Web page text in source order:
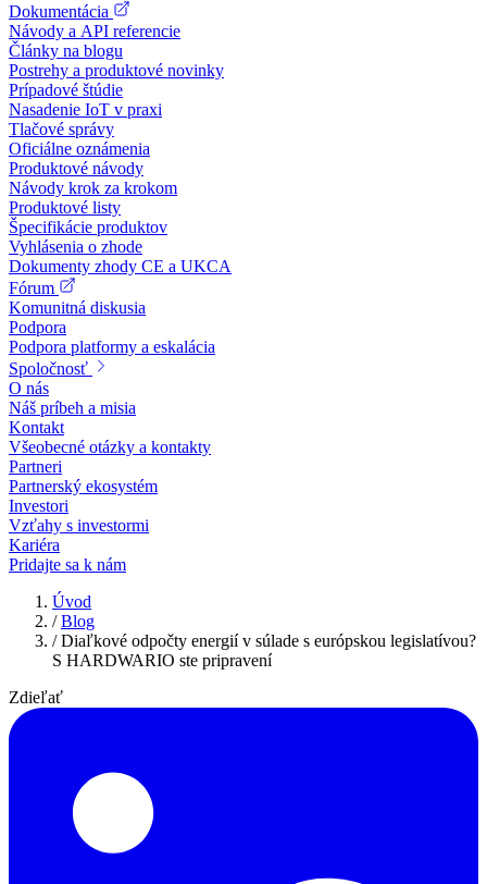
Dokumentácia
Návody a API referencie
Články na blogu
Postrehy a produktové novinky
Prípadové štúdie
Nasadenie IoT v praxi
Tlačové správy
Oficiálne oznámenia
Produktové návody
Návody krok za krokom
Produktové listy
Špecifikácie produktov
Vyhlásenia o zhode
Dokumenty zhody CE a UKCA
Fórum
Komunitná diskusia
Podpora
Podpora platformy a eskalácia
Spoločnosť
O nás
Náš príbeh a misia
Kontakt
Všeobecné otázky a kontakty
Partneri
Partnerský ekosystém
Investori
Vzťahy s investormi
Kariéra
Pridajte sa k nám
Úvod
/ Blog
/ Diaľkové odpočty energií v súlade s európskou legislatívou?
S HARDWARIO ste pripravení
Zdieľať